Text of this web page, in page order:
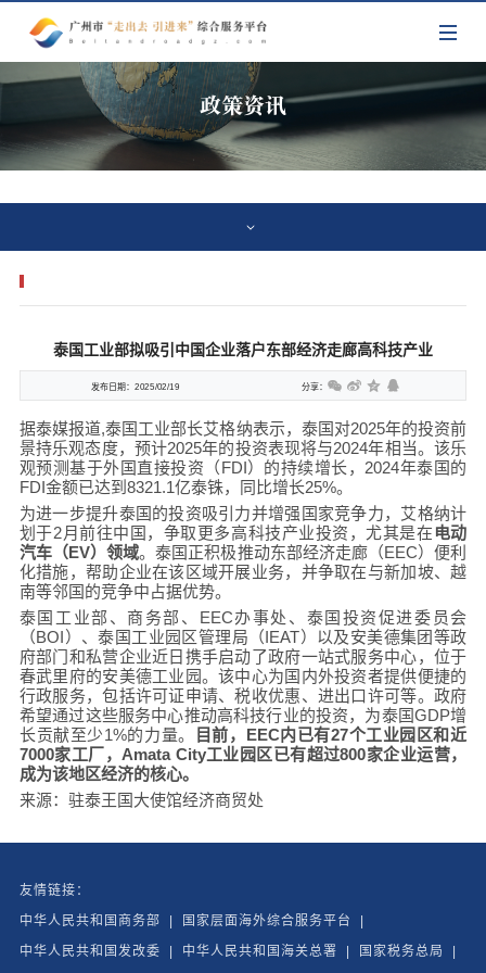
政策资讯
泰国工业部拟吸引中国企业落户东部经济走廊高科技产业
发布日期： 2025/02/19 分享：
据泰媒报道,泰国工业部长艾格纳表示，泰国对2025年的投资前
景持乐观态度，预计2025年的投资表现将与2024年相当。该乐
观预测基于外国直接投资（FDI）的持续增长，2024年泰国的
FDI金额已达到8321.1亿泰铢，同比增长25%。
为进一步提升泰国的投资吸引力并增强国家竞争力，艾格纳计
划于2月前往中国，争取更多高科技产业投资，尤其是在 电动
汽车（EV）领域。泰国正积极推动东部经济走廊（EEC）便利
化措施，帮助企业在该区域开展业务，并争取在与新加坡、越
南等邻国的竞争中占据优势。
泰国工业部、商务部、EEC办事处、泰国投资促进委员会
（BOI）、泰国工业园区管理局（IEAT）以及安美德集团等政
府部门和私营企业近日携手启动了政府一站式服务中心，位于
春武里府的安美德工业园。该中心为国内外投资者提供便捷的
行政服务，包括许可证申请、税收优惠、进出口许可等。政府
希望通过这些服务中心推动高科技行业的投资，为泰国GDP增
长贡献至少1%的力量。
目前，EEC内已有27个工业园区和近
7000家工厂，Amata City工业园区已有超过800家企业运营，
成为该地区经济的核心。
来源：驻泰王国大使馆经济商贸处
友情链接：
中华人民共和国商务部
| 国家层面海外综合服务平台
|
中华人民共和国发改委
| 中华人民共和国海关总署 | 国家税务总局 |